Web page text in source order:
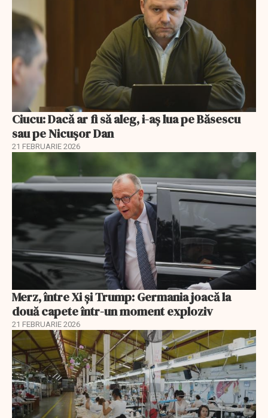
Ciucu: Dacă ar fi să aleg, i-aș lua pe Băsescu
sau pe Nicușor Dan
21 FEBRUARIE 2026
Merz, între Xi și Trump: Germania joacă la
două capete într-un moment exploziv
21 FEBRUARIE 2026